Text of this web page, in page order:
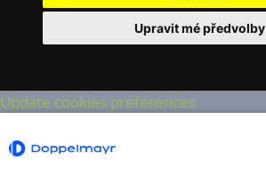
Upravit mé předvolby
Update cookies preferences